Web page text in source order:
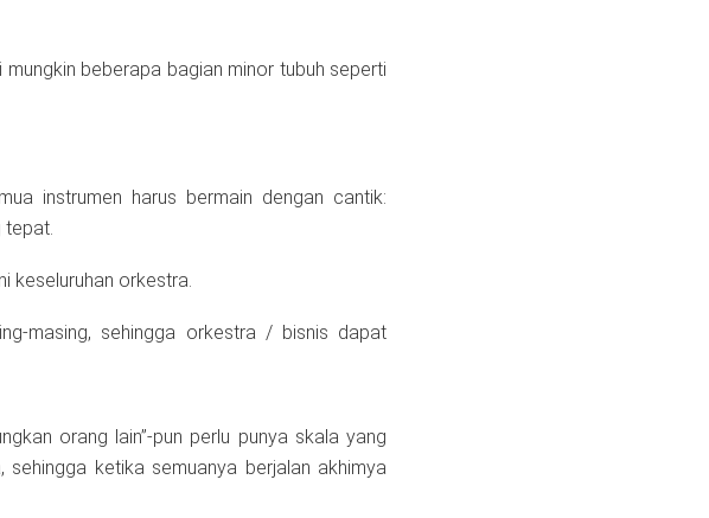
beberapa bagian minor tubuh seperti
instrumen harus bermain dengan cantik:
tepat.
keseluruhan orkestra.
masing, sehingga orkestra / bisnis dapat
orang lain”-pun perlu punya skala yang
sehingga ketika semuanya berjalan akhimya